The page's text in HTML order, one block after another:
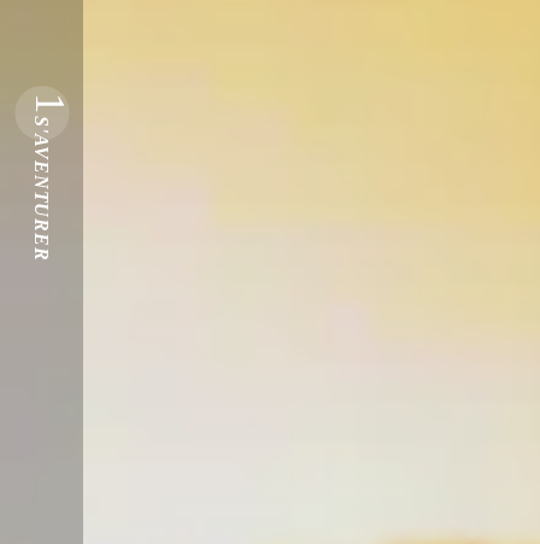
1
S'AVENTURER